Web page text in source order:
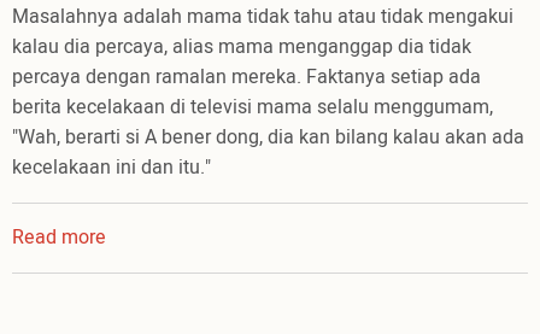
Masalahnya adalah mama tidak tahu atau tidak mengakui
kalau dia percaya, alias mama menganggap dia tidak
percaya dengan ramalan mereka. Faktanya setiap ada
berita kecelakaan di televisi mama selalu menggumam,
"Wah, berarti si A bener dong, dia kan bilang kalau akan ada
kecelakaan ini dan itu."
Read more
Mama